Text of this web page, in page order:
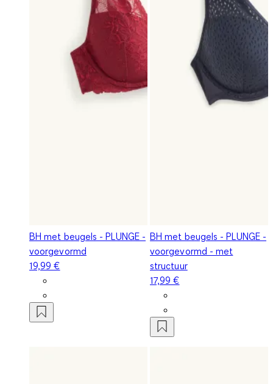
BH met beugels - PLUNGE -
voorgevormd
19,99 €
BH met beugels - PLUNGE -
voorgevormd - met
structuur
17,99 €